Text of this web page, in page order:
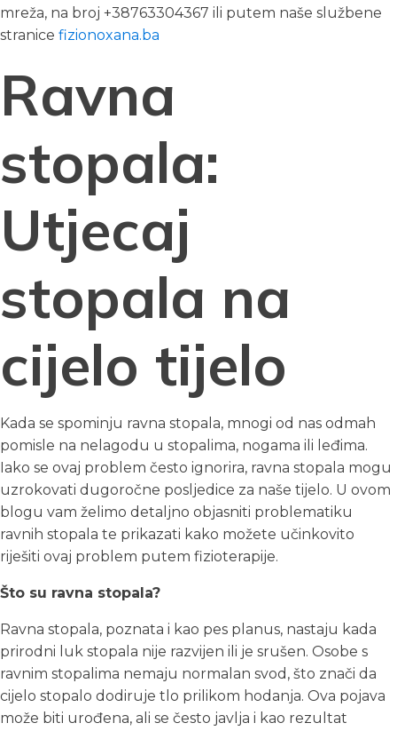
mreža, na broj +38763304367 ili putem naše službene
stranice fizionoxana.ba
Ravna
stopala:
Utjecaj
stopala na
cijelo tijelo
Kada se spominju ravna stopala, mnogi od nas odmah
pomisle na nelagodu u stopalima, nogama ili leđima.
Iako se ovaj problem često ignorira, ravna stopala mogu
uzrokovati dugoročne posljedice za naše tijelo. U ovom
blogu vam želimo detaljno objasniti problematiku
ravnih stopala te prikazati kako možete učinkovito
riješiti ovaj problem putem fizioterapije.
Što su ravna stopala?
Ravna stopala, poznata i kao pes planus, nastaju kada
prirodni luk stopala nije razvijen ili je srušen. Osobe s
ravnim stopalima nemaju normalan svod, što znači da
cijelo stopalo dodiruje tlo prilikom hodanja. Ova pojava
može biti urođena, ali se često javlja i kao rezultat